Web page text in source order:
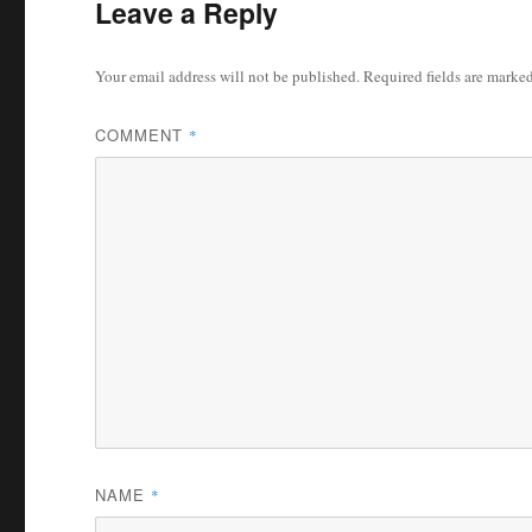
Leave a Reply
Your email address will not be published.Required fields are
COMMENT *
NAME *